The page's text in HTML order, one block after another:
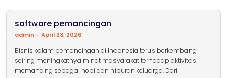
software pemancingan
admin April 23, 2026
Bisnis kolam pemancingan di Indonesia terus berkembang
seiring meningkatnya minat masyarakat terhadap aktivitas
memancing sebagai hobi dan hiburan keluarga. Dari